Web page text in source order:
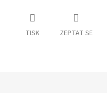
TISK ZEPTAT SE